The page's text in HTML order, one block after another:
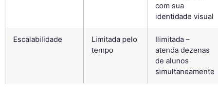
com sua
identidade visual
Escalabilidade
Limitada pelo
tempo
Ilimitada –
atenda dezenas
de alunos
simultaneamente